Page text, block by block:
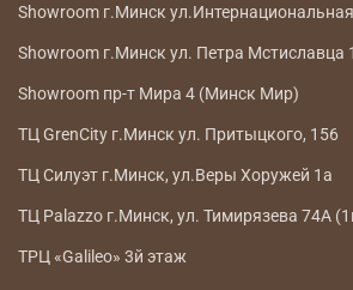
Showroom г.Минск
Showroom г.Минск ул. Петра Мстиславца
Showroom пр-т Мира 4 (Минск Мир)
ТЦ GrenCity г.Минск ул. Притыцкого, 156
ТЦ Силуэт г.Минск, ул.Веры Хоружей 1а
ТЦ Palazzo г.Минск, ул. Тимирязева 74А
ТРЦ «Galileo» 3й этаж